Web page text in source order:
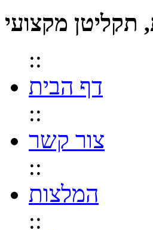
::
דף הבית
::
צור קשר
::
המלצות
::